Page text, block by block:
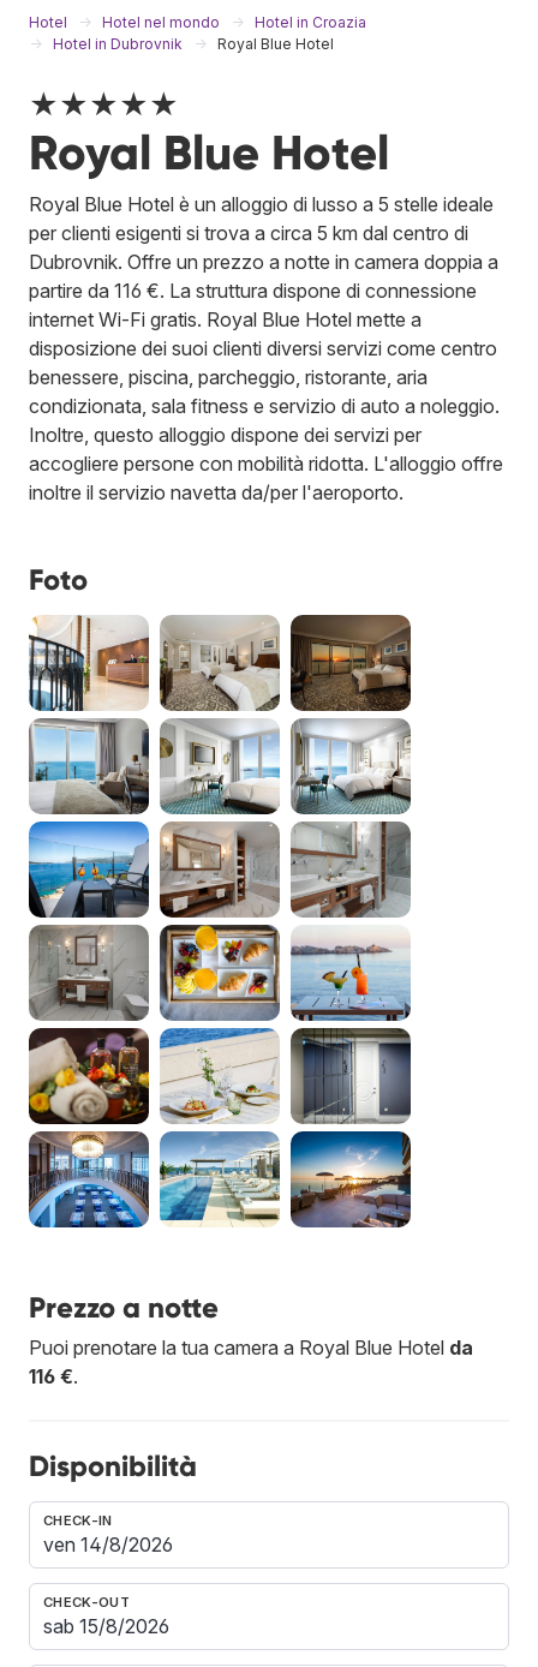
Hotel Hotel nel mondo
Hotel in Croazia
Hotel in Dubrovnik
Royal Blue Hotel
★★★★★
Royal Blue Hotel
Royal Blue Hotel è un alloggio di lusso a 5 stelle ideale
per clienti esigenti si trova a circa 5 km dal centro di
Dubrovnik. Offre un prezzo a notte in camera doppia a
partire da 116 €. La struttura dispone di connessione
internet Wi-Fi gratis. Royal Blue Hotel mette a
disposizione dei suoi clienti diversi servizi come centro
benessere, piscina, parcheggio, ristorante, aria
condizionata, sala fitness e servizio di auto a noleggio.
Inoltre, questo alloggio dispone dei servizi per
accogliere persone con mobilità ridotta. L'alloggio offre
inoltre il servizio navetta da/per l'aeroporto.
Foto
Prezzo a notte
Puoi prenotare la tua camera a Royal Blue Hotel da
116 €.
Disponibilità
CHECK-IN
CHECK-OUT